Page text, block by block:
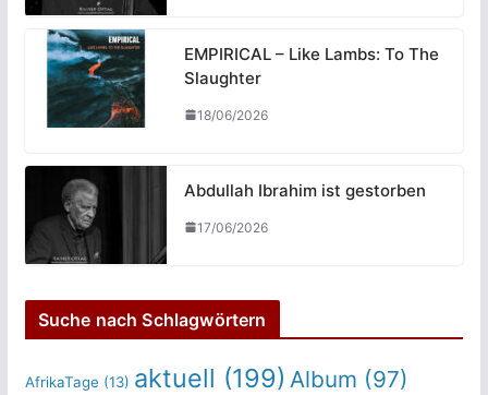
EMPIRICAL – Like Lambs: To The
Slaughter
18/06/2026
Abdullah Ibrahim ist gestorben
17/06/2026
Suche nach Schlagwörtern
AfrikaTage (13) aktuell (199) Album (97)